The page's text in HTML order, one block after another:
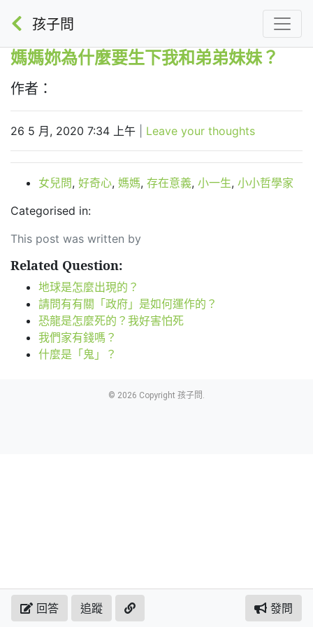
孩子問
媽媽妳為什麼要生下我和弟弟妹妹？
作者：
26 5 月, 2020 7:34 上午 Leave your thoughts
女兒問, 好奇心, 媽媽, 存在意義, 小一生, 小小哲學家
Categorised in:
This post was written by
Related Question:
地球是怎麼出現的？
請問有有關「政府」是如何運作的？
恐龍是怎麼死的？我好害怕死
我們家有錢嗎？
什麼是「鬼」？
© 2026 Copyright 孩子問.
回答 追蹤 發問